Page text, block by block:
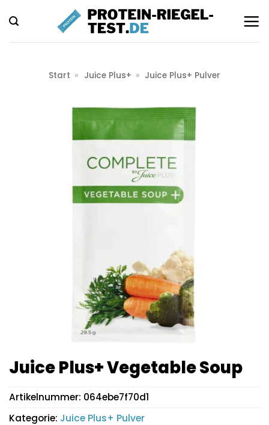
Inhalt
springen
Start » Juice Plus+ » Juice Plus+ Pulver
Juice Plus+ Vegetable Soup
Artikelnummer: 064ebe7f70d1
Kategorie: Juice Plus+ Pulver